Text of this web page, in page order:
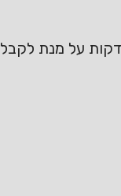
על מנת לקבל